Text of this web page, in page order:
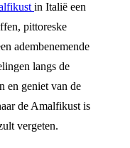
in Italië een
pittoreske
adembenemende
langs de
en geniet van de
de Amalfikust is
vergeten.